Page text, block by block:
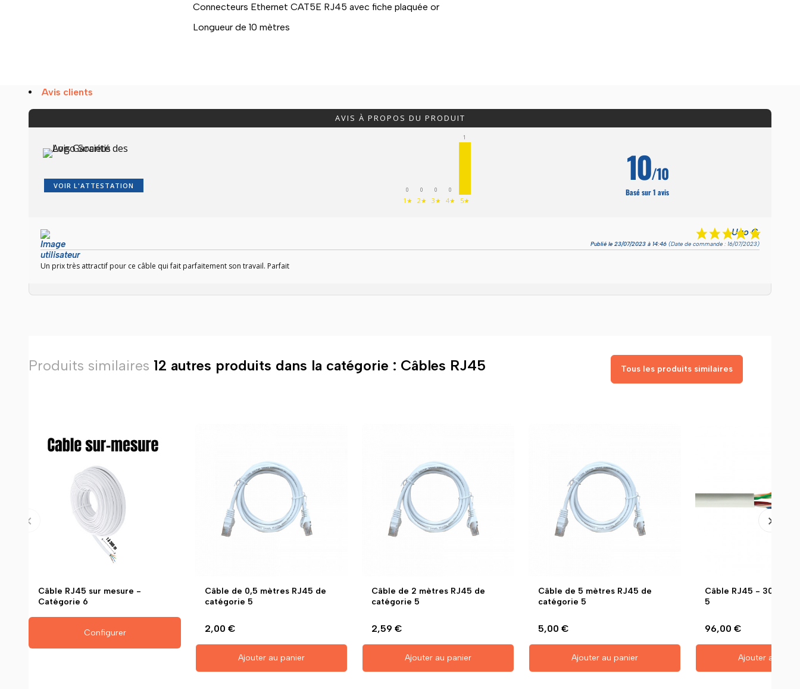
Connecteurs Ethernet CAT5E RJ45 avec fiche plaquée or
Longueur de 10 mètres
Avis clients
AVIS À PROPOS DU PRODUIT
VOIR L'ATTESTATION 0
1★
0
2★
0
3★
0
4★
1
5★
10/10
Basé sur 1 avis
Ugo C.
Publié le 23/07/2023 à 14:46 (Date de commande : 16/07/2023)
Un prix très attractif pour ce câble qui fait parfaitement son travail. Parfait
Produits similaires 12 autres produits dans la catégorie : Câbles RJ45
Câble RJ45 sur mesure -
Catégorie 6
Configurer
Câble de 0,5 mètres RJ45 de
catégorie 5
2,00 €
Ajouter au panier
Câble de 2 mètres RJ45 de
catégorie 5
2,59 €
Ajouter au panier
Câble de 5 mètres RJ45 de
catégorie 5
5,00 €
Ajouter au panier
Câble RJ45 - 305
5
96,00 €
Ajouter au
Tous les produits similaires